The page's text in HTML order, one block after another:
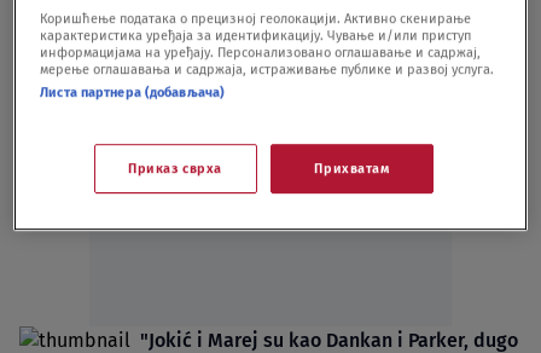
KOŠARKA24.01.24.
"Jokić i Marej su kao Dankan i Parker, dugo
Коришћење података о прецизној геолокацији. Активно скенирање
карактеристика уређаја за идентификацију. Чување и/или приступ
информацијама на уређају. Персонализовано оглашавање и садржај,
мерење оглашавања и садржаја, истраживање публике и развој услуга.
Листа партнера (добављача)
Приказ сврха Прихватам